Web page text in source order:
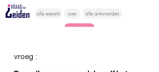
alle experts over alle antwoorden
vragen lessen
vroeg :